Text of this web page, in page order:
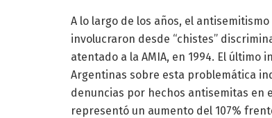
A lo largo de los años, el
involucraron desde “chistes”
atentado a la AMIA, en 1994. El
Argentinas sobre esta problemática
denuncias por hechos antisemitas en
representó un aumento del 107%